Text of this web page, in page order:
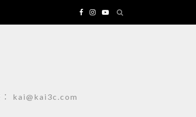
： kai@kai3c.com